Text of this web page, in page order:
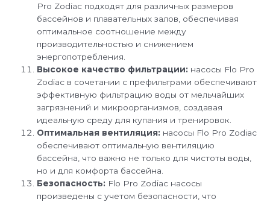
Pro Zodiac подходят для различных размеров
бассейнов и плавательных залов, обеспечивая
оптимальное соотношение между
производительностью и снижением
энергопотребления.
Высокое качество фильтрации: насосы Flo Pro
Zodiac в сочетании с префильтрами обеспечивают
эффективную фильтрацию воды от мельчайших
загрязнений и микроорганизмов, создавая
идеальную среду для купания и тренировок.
Оптимальная вентиляция: насосы Flo Pro Zodiac
обеспечивают оптимальную вентиляцию
бассейна, что важно не только для чистоты воды,
но и для комфорта бассейна.
Безопасность: Flo Pro Zodiac насосы
произведены с учетом безопасности, что